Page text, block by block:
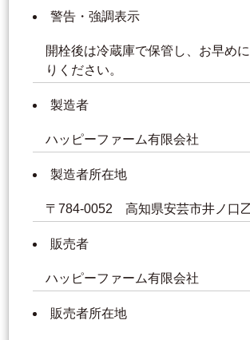
警告・強調表示
開栓後は冷蔵庫で保管し、お早め
りください。
製造者
ハッピーファーム有限会社
製造者所在地
〒784-0052 高知県安芸市井ノ口
販売者
ハッピーファーム有限会社
販売者所在地